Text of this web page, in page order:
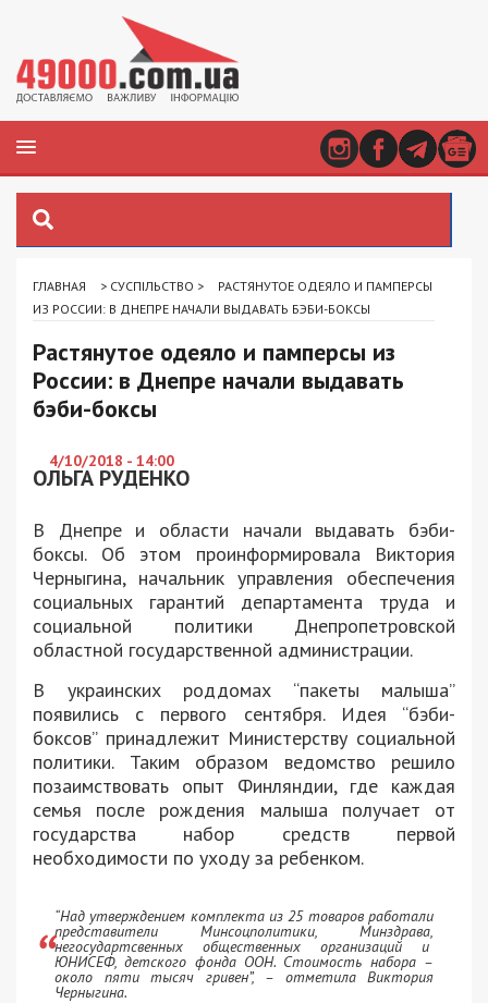
ГЛАВНАЯ > СУСПІЛЬСТВО >
РАСТЯНУТОЕ ОДЕЯЛО И ПАМПЕРСЫ
ИЗ РОССИИ: В ДНЕПРЕ НАЧАЛИ ВЫДАВАТЬ БЭБИ-БОКСЫ
Растянутое одеяло и памперсы из
России: в Днепре начали выдавать
бэби-боксы
4/10/2018 - 14:00
ОЛЬГА РУДЕНКО
В Днепре и области начали выдавать бэби-
боксы. Об этом проинформировала Виктория
Черныгина, начальник управления обеспечения
социальных гарантий департамента труда и
социальной политики Днепропетровской
областной государственной администрации.
В украинских роддомах “пакеты малыша”
появились с первого сентября. Идея “бэби-
боксов” принадлежит Министерству социальной
политики. Таким образом ведомство решило
позаимствовать опыт Финляндии, где каждая
семья после рождения малыша получает от
государства набор средств первой
необходимости по уходу за ребенком.
“Над утверждением комплекта из 25 товаров работали
представители Минсоцполитики, Минздрава,
негосудартсвенных общественных организаций и
ЮНИСЕФ, детского фонда ООН. Стоимость набора –
около пяти тысяч гривен”, – отметила Виктория
Черныгина.